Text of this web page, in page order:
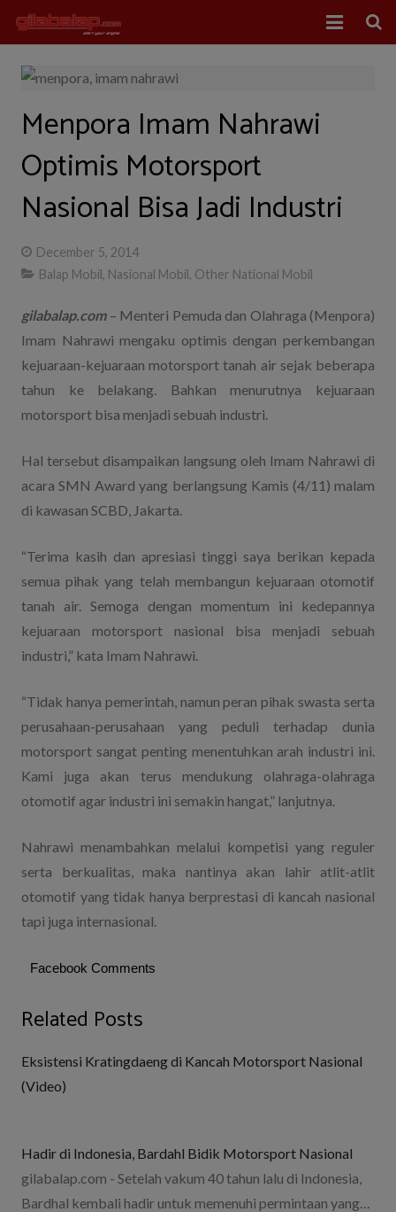
Home
Menpora Imam Nahrawi
Optimis Motorsport
Nasional Bisa Jadi Industri
December 5, 2014
Balap Mobil, Nasional Mobil, Other National Mobil
gilabalap.com– Menteri Pemuda dan Olahraga (Menpora)
Imam Nahrawi mengaku optimis dengan perkembangan
kejuaraan-kejuaraan motorsport tanah air sejak beberapa
tahun ke belakang. Bahkan menurutnya kejuaraan
motorsport bisa menjadi sebuah industri.
Hal tersebut disampaikan langsung oleh Imam Nahrawi di
acara SMN Award yang berlangsung Kamis (4/11) malam
di kawasan SCBD, Jakarta.
“Terima kasih dan apresiasi tinggi saya berikan kepada
semua pihak yang telah membangun kejuaraan otomotif
tanah air. Semoga dengan momentum ini kedepannya
kejuaraan motorsport nasional bisa menjadi sebuah
industri,” kata Imam Nahrawi.
“Tidak hanya pemerintah, namun peran pihak swasta serta
perusahaan-perusahaan yang peduli terhadap dunia
motorsport sangat penting menentuhkan arah industri ini.
Kami juga akan terus mendukung olahraga-olahraga
otomotif agar industri ini semakin hangat,” lanjutnya.
Nahrawi menambahkan melalui kompetisi yang reguler
serta berkualitas, maka nantinya akan lahir atlit-atlit
otomotif yang tidak hanya berprestasi di kancah nasional
tapi juga internasional.
Facebook Comments
Related Posts
Eksistensi Kratingdaeng di Kancah Motorsport Nasional
(Video)
Hadir di Indonesia, Bardahl Bidik Motorsport Nasional
gilabalap.com - Setelah vakum 40 tahun lalu di Indonesia,
Bardhal kembali hadir untuk memenuhi permintaan yang…